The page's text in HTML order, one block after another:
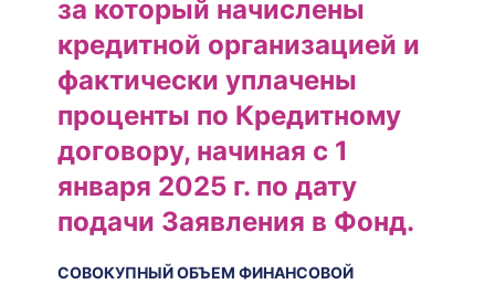
за который начислены
кредитной организацией и
фактически уплачены
проценты по Кредитному
договору, начиная с 1
января 2025 г. по дату
подачи Заявления в Фонд.
СОВОКУПНЫЙ ОБЪЕМ ФИНАНСОВОЙ